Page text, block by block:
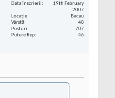
Data înscrierii
19th February
2007
Locaţie
Bacau
Vârstă
40
Posturi
707
Putere Rep
46